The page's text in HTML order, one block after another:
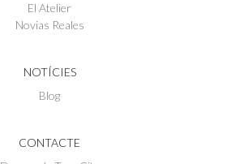
El Atelier
Novias Reales
NOTÍCIES
Blog
CONTACTE